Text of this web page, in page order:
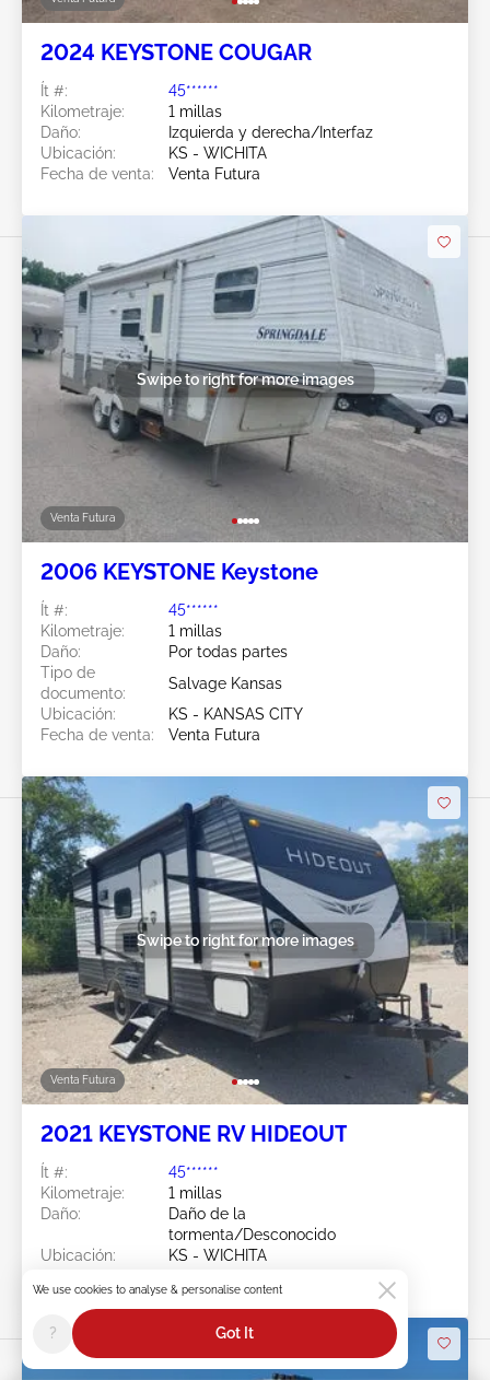
2024 KEYSTONE COUGAR
Ít #:
45******
Kilometraje:
1 millas
Daño:
Izquierda y derecha/Interfaz
Ubicación:
KS - WICHITA
Fecha de venta:
Venta Futura
Venta Futura
Swipe to right for more images
2006 KEYSTONE Keystone
Ít #:
45******
Kilometraje:
1 millas
Daño:
Por todas partes
Tipo de
documento:
Salvage Kansas
Ubicación:
KS - KANSAS CITY
Fecha de venta:
Venta Futura
Venta Futura
Swipe to right for more images
2021 KEYSTONE RV HIDEOUT
Ít #:
45******
Kilometraje:
1 millas
Daño:
Daño de la
tormenta/Desconocido
Ubicación:
KS - WICHITA
We use cookies to analyse & personalise content
? Got It